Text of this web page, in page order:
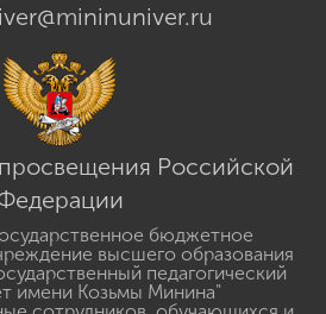
Российской
бюджетное
высшего образования
педагогический
имени Козьмы Минина"